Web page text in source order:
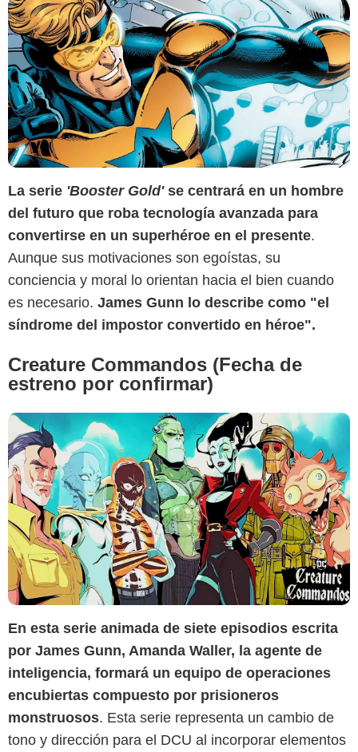
La serie 'Booster Gold'se centrará en un hombre
del futuro que roba tecnología avanzada para
convertirse en un superhéroe en el presente.
Aunque sus motivaciones son egoístas, su
conciencia y moral lo orientan hacia el bien cuando
es necesario. James Gunn lo describe como "el
síndrome del impostor convertido en héroe".
Creature Commandos (Fecha de
estreno por confirmar)
DC Comics
En esta serie animada de siete episodios escrita
por James Gunn, Amanda Waller, la agente de
inteligencia, formará un equipo de operaciones
encubiertas compuesto por prisioneros
monstruosos. Esta serie representa un cambio de
tono y dirección para el DCU al incorporar elementos
DC Studios